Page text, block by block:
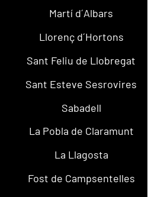
Martí d´Albars
Llorenç d´Hortons
Sant Feliu de Llobregat
Sant Esteve Sesrovires
Sabadell
La Pobla de Claramunt
La Llagosta
Fost de Campsentelles